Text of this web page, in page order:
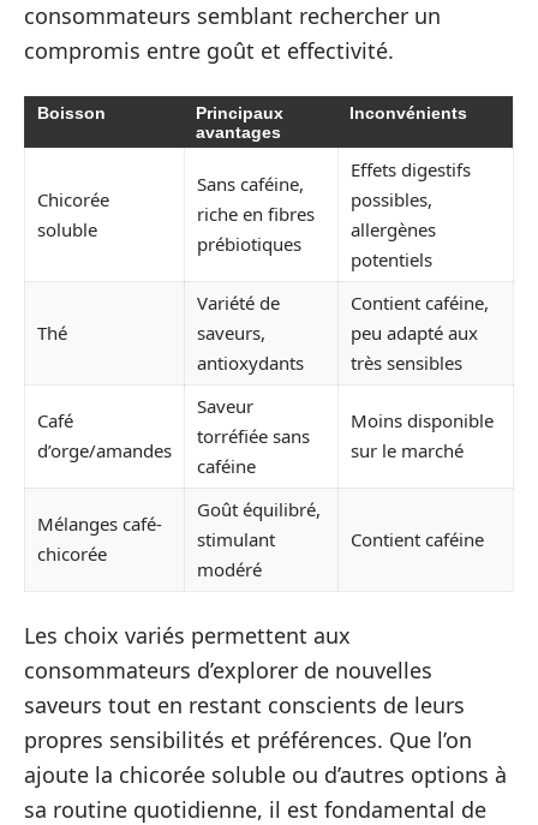
consommateurs semblant rechercher un
compromis entre goût et effectivité.
Boisson
Principaux
avantages
Inconvénients
Chicorée
soluble
Sans caféine,
riche en fibres
prébiotiques
Effets digestifs
possibles,
allergènes
potentiels
Thé
Variété de
saveurs,
antioxydants
Contient caféine,
peu adapté aux
très sensibles
Café
d’orge/amandes
Saveur
torréfiée sans
caféine
Moins disponible
sur le marché
Mélanges café-
chicorée
Goût équilibré,
stimulant
modéré
Contient caféine
Les choix variés permettent aux
consommateurs d’explorer de nouvelles
saveurs tout en restant conscients de leurs
propres sensibilités et préférences. Que l’on
ajoute la chicorée soluble ou d’autres options à
sa routine quotidienne, il est fondamental de